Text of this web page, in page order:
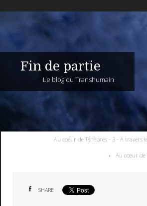
Fin de partie
Le blog du Transhumain
Au coeur de Ténèbres - 3 - A travers
Au coeur de
SHARE